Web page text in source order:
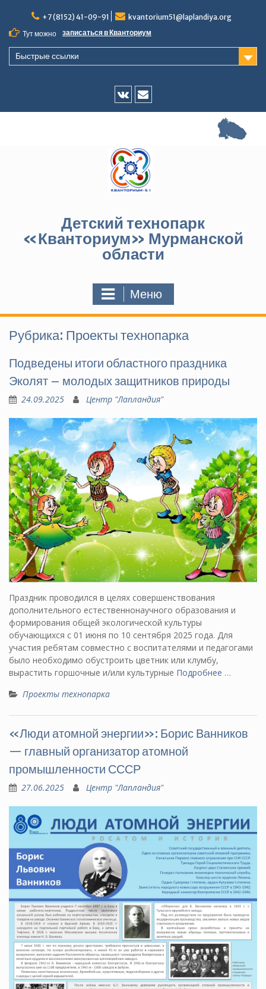
содержимому
+7 (8152) 41-09-91
kvantorium51@laplandiya.org
Тут можно
записаться в Кванториум
Быстрые ссылки
Vk
E-
Детский технопарк
«Кванториум» Мурманской
области
Меню
Рубрика: Проекты технопарка
Подведены итоги областного праздника
Эколят – молодых защитников природы
24.09.2025 Центр "Лапландия"
Праздник проводился в целях совершенствования
дополнительного естественнонаучного образования и
формирования общей экологической культуры
обучающихся с 01 июня по 10 сентября 2025 года. Для
участия ребятам совместно с воспитателями и педагогами
было необходимо обустроить цветник или клумбу,
вырастить горшочные и/или культурные Подробнее …
Проекты технопарка
«Люди атомной энергии»: Борис Ванников
— главный организатор атомной
промышленности СССР
27.06.2025 Центр "Лапландия"